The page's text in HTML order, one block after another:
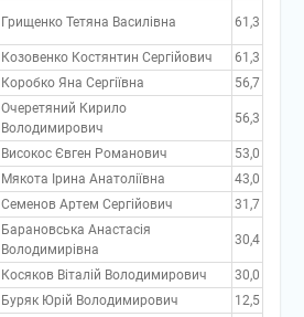
Грищенко Тетяна Василівна 61,3
Козовенко Костянтин Сергійович
61,3
Коробко Яна Сергіївна 56,7
Очеретяний Кирило
Володимирович
56,3
Високос Євген Романович
53,0
Мякота Ірина Анатоліївна
43,0
Семенов Артем Сергійович
31,7
Барановська Анастасія
Володимирівна
30,4
Косяков Віталій Володимирович
30,0
Буряк Юрій Володимирович
12,5